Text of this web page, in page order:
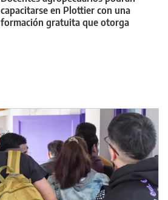
capacitarse en Plottier con una
formación gratuita que otorga